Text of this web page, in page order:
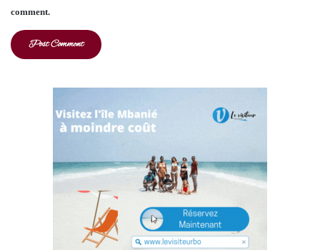
comment.